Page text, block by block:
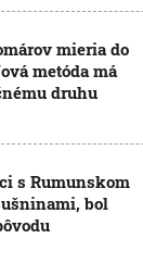
mieria do
metóda má
druhu
s Rumunskom
bol